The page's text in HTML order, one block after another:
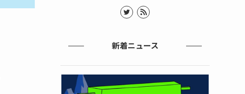
新着ニュース